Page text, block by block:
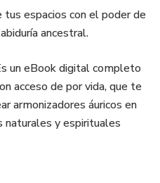
espacios con el poder de
ancestral.
un eBook digital completo
acceso de por vida, que te
armonizadores áuricos en
naturales y espirituales